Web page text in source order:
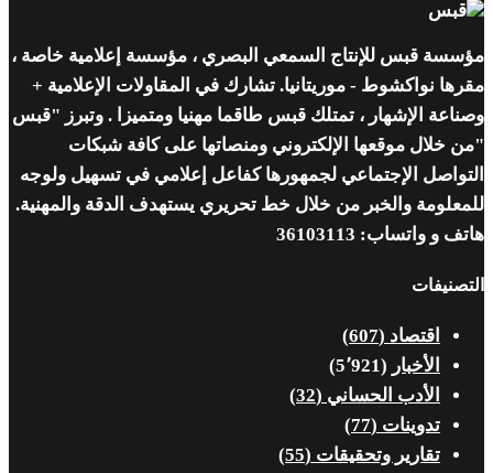
مؤسسة قبس للإنتاج السمعي البصري ، مؤسسة إعلامية خاصة ،
مقرها نواكشوط - موريتانيا. تشارك في المقاولات الإعلامية +
وصناعة الإشهار ، تمتلك قبس طاقما مهنيا ومتميزا . وتبرز "قبس
"من خلال موقعها الإلكتروني ومنصاتها على كافة شبكات
التواصل الإجتماعي لجمهورها كفاعل إعلامي في تسهيل ولوجه
للمعلومة والخبر من خلال خط تحريري يستهدف الدقة والمهنية.
هاتف و واتساب: 36103113
التصنيفات
اقتصاد (607)
الأخبار (5٬921)
الأدب الحساني (32)
تدوينات (77)
تقارير وتحقيقات (55)